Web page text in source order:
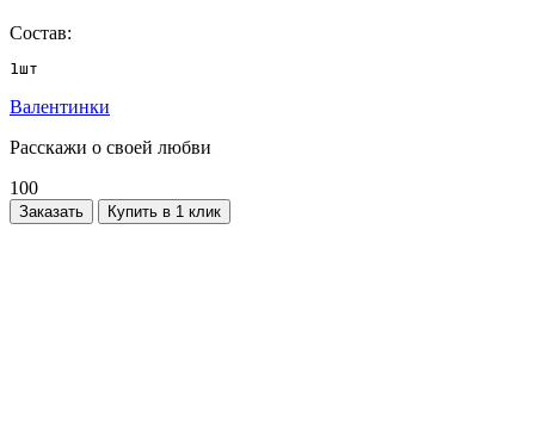
Состав:
1шт
Валентинки
Расскажи о своей любви
100
Заказать Купить в 1 клик